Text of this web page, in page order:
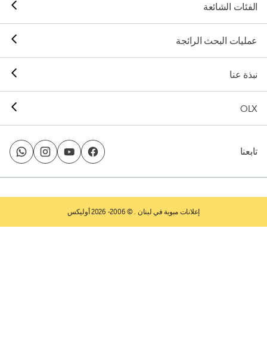
الفئات الشائعة
عمليات البحث الرائجة
نبذة عنا
OLX
تابعنا
إعلانات مبوبة في لبنان . © 2006- 2026 أوليكس